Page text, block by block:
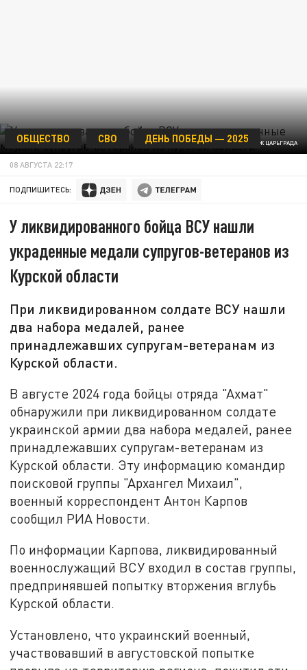
КОЛЛАЖ ЦАРЬГРАДА
ОБЩЕСТВО СВО ДЕНЬ ПОБЕДЫ — 2025
08 АВГУСТА 22:17
ПОДПИШИТЕСЬ:
У ликвидированного бойца ВСУ нашли
украденные медали супругов-ветеранов из
Курской области
При ликвидированном солдате ВСУ нашли
два набора медалей, ранее
принадлежавших супругам-ветеранам из
Курской области.
В августе 2024 года бойцы отряда "Ахмат"
обнаружили при ликвидированном солдате
украинской армии два набора медалей, ранее
принадлежавших супругам-ветеранам из
Курской области. Эту информацию командир
поисковой группы "Архангел Михаил",
военный корреспондент Антон Карпов
сообщил РИА Новости.
По информации Карпова, ликвидированный
военнослужащий ВСУ входил в состав группы,
предпринявшей попытку вторжения вглубь
Курской области.
Установлено, что украинский военный,
участвовавший в августовской попытке